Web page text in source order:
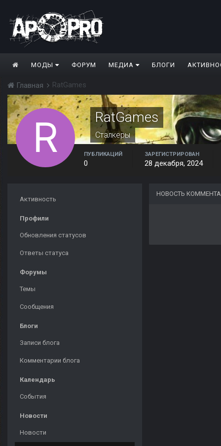
МОДЫ ФОРУМ МЕДИА БЛОГИ
Главная RatGames
RatGames
Сталкеры
ПУБЛИКАЦИЙ
0
ЗАРЕГИСТРИРОВАН
28 декабря, 2024
Активность
Профили
Обновления статусов
Ответы статуса
Форумы
Темы
Сообщения
Блоги
Записи блога
Комментарии блога
Календарь
События
Новости
Новости
НОВОСТЬ